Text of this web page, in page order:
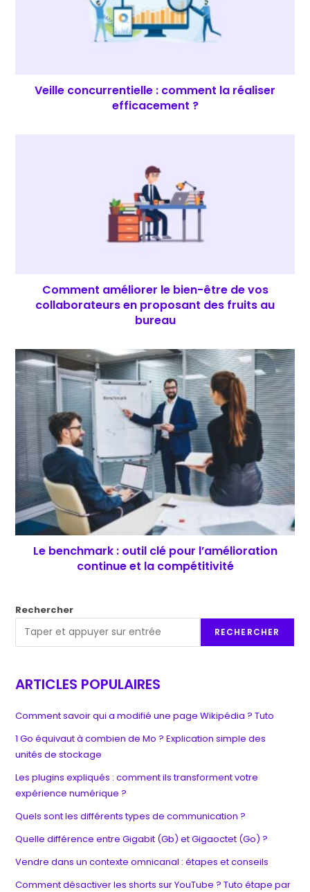
Veille concurrentielle : comment la réaliser
efficacement ?
Comment améliorer le bien-être de vos
collaborateurs en proposant des fruits au
bureau
Le benchmark : outil clé pour l’amélioration
continue et la compétitivité
Rechercher
RECHERCHER
ARTICLES POPULAIRES
Comment savoir qui a modifié une page Wikipédia ? Tuto
1 Go équivaut à combien de Mo ? Explication simple des
unités de stockage
Les plugins expliqués : comment ils transforment votre
expérience numérique ?
Quels sont les différents types de communication ?
Quelle différence entre Gigabit (Gb) et Gigaoctet (Go) ?
Vendre dans un contexte omnicanal : étapes et conseils
Comment désactiver les shorts sur YouTube ? Tuto étape par